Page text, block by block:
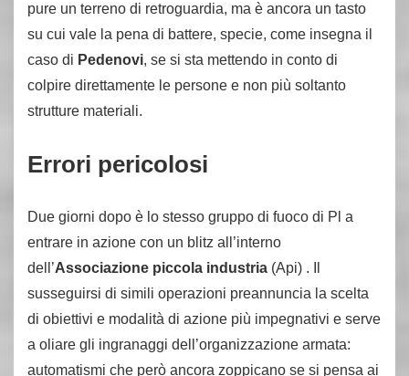
pure un terreno di retroguardia, ma è ancora un tasto
su cui vale la pena di battere, specie, come insegna il
caso di Pedenovi, se si sta mettendo in conto di
colpire direttamente le persone e non più soltanto
strutture materiali.
Errori pericolosi
Due giorni dopo è lo stesso gruppo di fuoco di Pl a
entrare in azione con un blitz all’interno
dell’Associazione piccola industria (Api) . Il
susseguirsi di simili operazioni preannuncia la scelta
di obiettivi e modalità di azione più impegnativi e serve
a oliare gli ingranaggi dell’organizzazione armata:
automatismi che però ancora zoppicano se si pensa ai